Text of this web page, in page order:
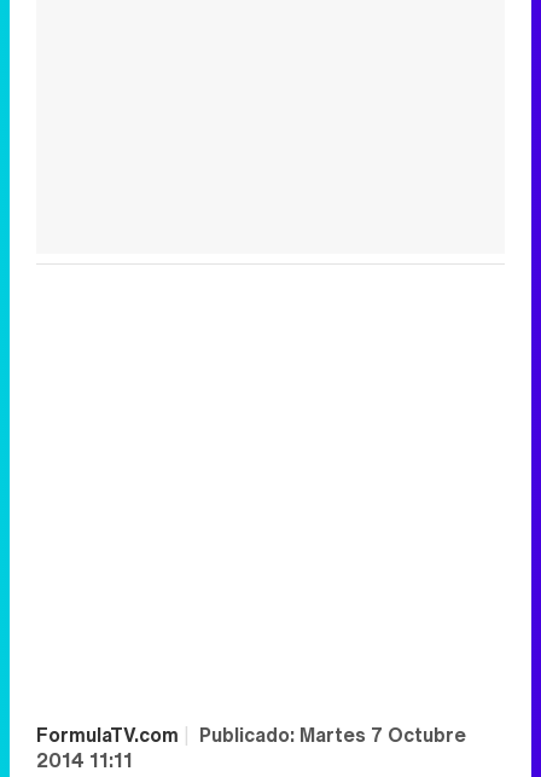
FormulaTV.com | Publicado: Martes 7 Octubre
2014 11:11